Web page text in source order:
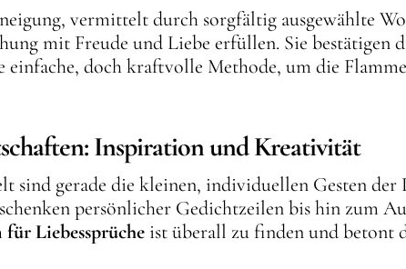
vermittelt durch sorgfältig ausgewählte
mit Freude und Liebe erfüllen. Sie bestätigen
einfache, doch kraftvolle Methode, um die
Inspiration und Kreativität
sind gerade die kleinen, individuellen Gesten der
persönlicher Gedichtzeilen bis hin zum
Liebessprüche ist überall zu finden und betont